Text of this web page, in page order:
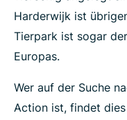
Harderwijk ist
Tierpark ist sogar
Europas.
Wer auf der Suche
Action ist, findet